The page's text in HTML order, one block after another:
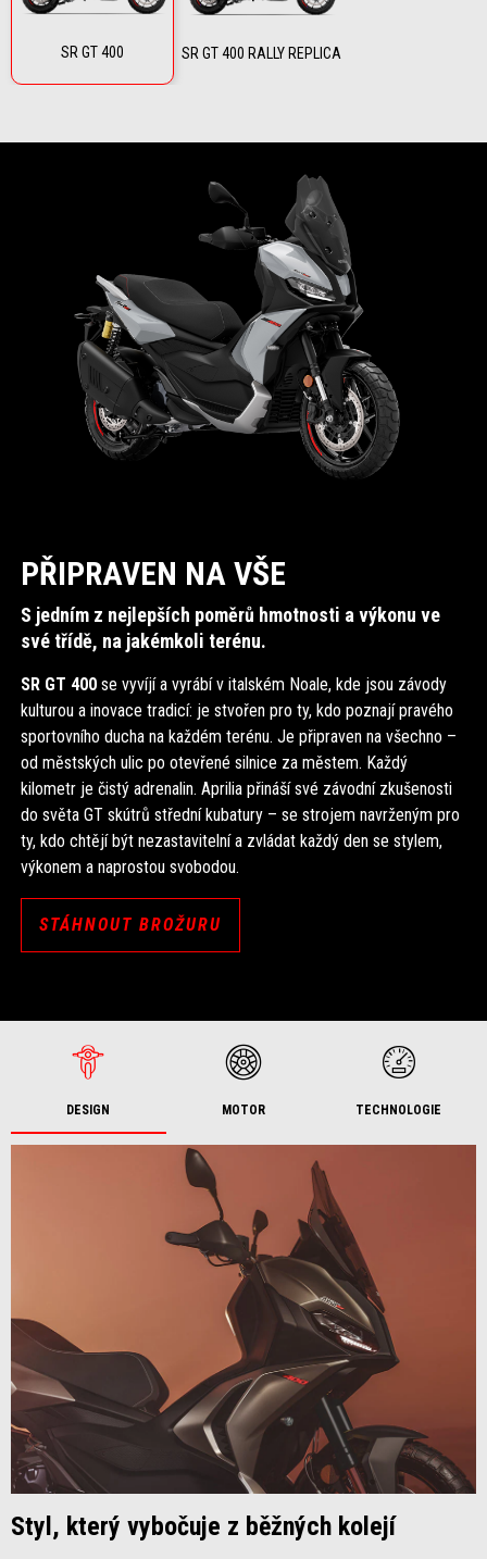
SR GT 400 SR GT 400 RALLY REPLICA
PŘIPRAVEN NA VŠE
S jedním z nejlepších poměrů hmotnosti a výkonu ve
své třídě, na jakémkoli terénu.
SR GT 400 se vyvíjí a vyrábí v italském Noale, kde jsou závody
kulturou a inovace tradicí: je stvořen pro ty, kdo poznají pravého
sportovního ducha na každém terénu. Je připraven na všechno –
od městských ulic po otevřené silnice za městem. Každý
kilometr je čistý adrenalin. Aprilia přináší své závodní zkušenosti
do světa GT skútrů střední kubatury – se strojem navrženým pro
ty, kdo chtějí být nezastavitelní a zvládat každý den se stylem,
výkonem a naprostou svobodou.
STÁHNOUT BROŽURU
DESIGN MOTOR TECHNOLOGIE
Styl, který vybočuje z běžných kolejí